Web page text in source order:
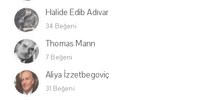
Halide Edib Adıvar
34 Beğeni
Thomas Mann
7 Beğeni
Aliya İzzetbegoviç
31 Beğeni